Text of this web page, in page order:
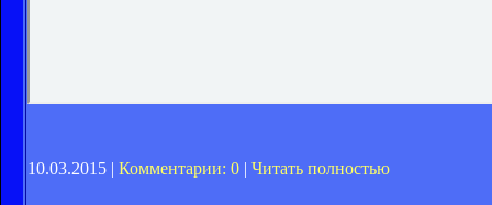
10.03.2015 | Комментарии: 0 | Читать полностью